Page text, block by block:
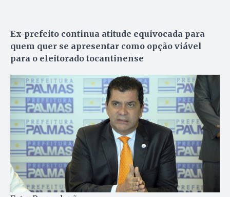
Ex-prefeito continua atitude equivocada para
quem quer se apresentar como opção viável
para o eleitorado tocantinense